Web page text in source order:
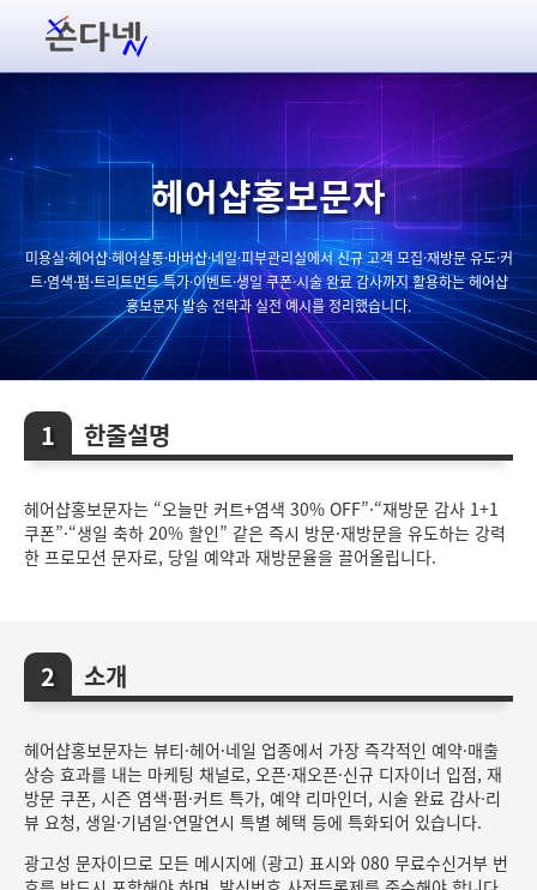
헤어샵홍보문자
미용실·헤어샵·헤어살롱·바버샵·네일·피부관리실에서 신규 고객 모집·재방문 유도·커
트·염색·펌·트리트먼트 특가·이벤트·생일 쿠폰·시술 완료 감사까지 활용하는 헤어샵
홍보문자 발송 전략과 실전 예시를 정리했습니다.
한줄설명
헤어샵홍보문자는 “오늘만 커트+염색 30% OFF”·“재방문 감사 1+1
쿠폰”·“생일 축하 20% 할인” 같은 즉시 방문·재방문을 유도하는 강력
한 프로모션 문자로, 당일 예약과 재방문율을 끌어올립니다.
소개
헤어샵홍보문자는 뷰티·헤어·네일 업종에서 가장 즉각적인 예약·매출
상승 효과를 내는 마케팅 채널로, 오픈·재오픈·신규 디자이너 입점, 재
방문 쿠폰, 시즌 염색·펌·커트 특가, 예약 리마인더, 시술 완료 감사·리
뷰 요청, 생일·기념일·연말연시 특별 혜택 등에 특화되어 있습니다.
광고성 문자이므로 모든 메시지에 (광고) 표시와 080 무료수신거부 번